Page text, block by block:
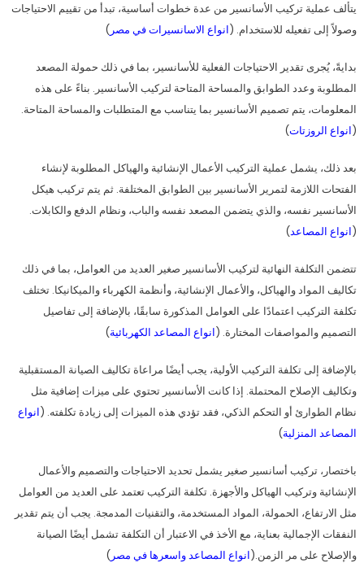
يتألف عملية تركيب الأسانسير من عدة خطوات أساسية، تبدأ من تقييم الاحتياجات
وصولاً إلى تفعيله للاستخدام. (انواع الاسانسيرات في مصر)
بدايةً، يُجرى تقدير الاحتياجات الفعلية للأسانسير، بما في ذلك حمولة المصعد
المطلوبة وعدد الطوابق والمساحة المتاحة لتركيب الأسانسير. بناءً على هذه
المعلومات، يتم تصميم الأسانسير بما يتناسب مع المتطلبات والمساحة المتاحة.
(انواع الروزتات)
بعد ذلك، يشمل عملية التركيب الأعمال الإنشائية والهياكل المطلوبة لإنشاء
الفتحات اللازمة لتمرير الأسانسير بين الطوابق المختلفة. ثم يتم تركيب هيكل
الأسانسير نفسه، والذي يتضمن المصعد نفسه والباب، ونظام الدفع والكابلات.
(انواع المصاعد)
تتضمن التكلفة النهائية لتركيب الأسانسير صغير العديد من العوامل، بما في ذلك
تكاليف المواد والهياكل، والأعمال الإنشائية، وأنظمة الكهرباء والميكانيكا. تختلف
تكلفة التركيب اعتمادًا على العوامل المذكورة سابقًا، بالإضافة إلى تفاصيل
التصميم والمواصفات المختارة. (انواع المصاعد الكهربائية)
بالإضافة إلى تكلفة التركيب الأولية، يجب أيضًا مراعاة تكاليف الصيانة المستقبلية
وتكاليف الإصلاح المحتملة. إذا كانت الأسانسير تحتوي على ميزات إضافية مثل
نظام الطوارئ أو التحكم الذكي، فقد تؤدي هذه الميزات إلى زيادة تكلفته. (انواع
المصاعد المنزلية)
باختصار، تركيب أسانسير صغير يشمل تحديد الاحتياجات والتصميم والأعمال
الإنشائية وتركيب الهياكل والأجهزة. تكلفة التركيب تعتمد على العديد من العوامل
مثل الارتفاع، الحمولة، المواد المستخدمة، والتقنيات المدمجة. يجب أن يتم تقدير
النفقات الإجمالية بعناية، مع الأخذ في الاعتبار أن التكلفة تشمل أيضًا الصيانة
والإصلاح على مر الزمن.(انواع المصاعد واسعرها في مصر)